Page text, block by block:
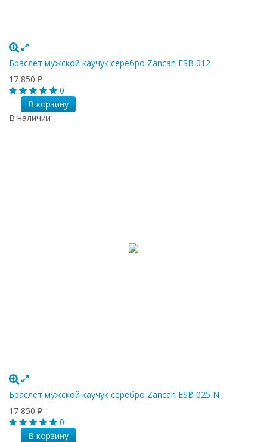
Браслет мужской каучук серебро Zancan ESB 012
17 850 ₽
0
В корзину
В наличии
Браслет мужской каучук серебро Zancan ESB 025 N
17 850 ₽
0
В корзину